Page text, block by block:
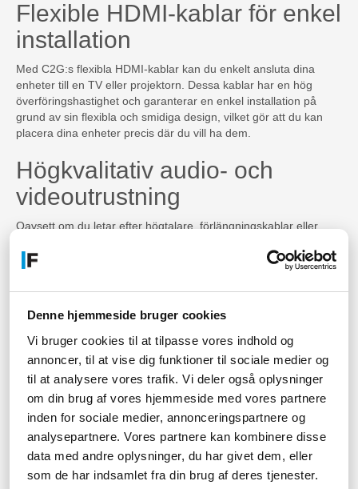
Denne hjemmeside bruger cookies
Vi bruger cookies til at tilpasse vores indhold og
annoncer, til at vise dig funktioner til sociale medier og
til at analysere vores trafik. Vi deler også oplysninger
om din brug af vores hjemmeside med vores partnere
inden for sociale medier, annonceringspartnere og
analysepartnere. Vores partnere kan kombinere disse
data med andre oplysninger, du har givet dem, eller
som de har indsamlet fra din brug af deres tjenester.
Flexible HDMI-kablar för enkel
installation
Med C2G:s flexibla HDMI-kablar kan du enkelt ansluta dina
enheter till en TV eller projektorn. Dessa kablar har en hög
överföringshastighet och garanterar en enkel installation på
grund av sin flexibla och smidiga design, vilket gör att du kan
placera dina enheter precis där du vill ha dem.
Högkvalitativ audio- och
videoutrustning
Oavsett om du letar efter högtalare, förlängningskablar eller
audio- och videoutrustning är tillverkad av högkvalitativa
material och garanterar en pålitlig prestanda för en rad olika
applikationer.
Variabel teknik för bättre
anslutning
C2G:s produkter innehåller en mängd olika tekniker som
garanterar en bättre anslutning och en smidigare användning.
Från teknik som EDID-emulering till HDMI ARC och DisplayPort
MST, kan du lita på att C2G har de produkter som du behöver
för att få ut det mesta av dina digitala enheter.